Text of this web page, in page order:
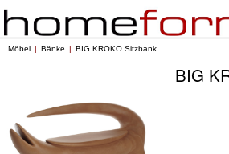
Möbel Bänke BIG KROKO Sitzbank
BIG